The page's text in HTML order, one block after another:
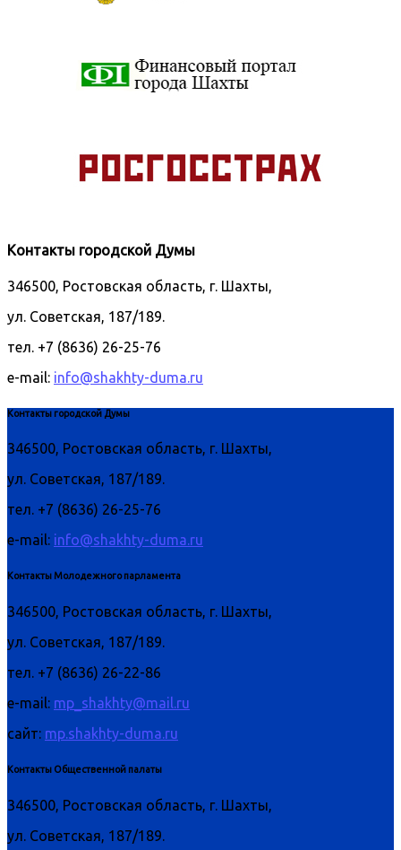
Контакты городской Думы
346500, Ростовская область, г. Шахты,
ул. Советская, 187/189.
тел. +7 (8636) 26-25-76
e-mail: info@shakhty-duma.ru
Контакты городской Думы
346500, Ростовская область, г. Шахты,
ул. Советская, 187/189.
тел. +7 (8636) 26-25-76
e-mail: info@shakhty-duma.ru
Контакты Молодежного парламента
346500, Ростовская область, г. Шахты,
ул. Советская, 187/189.
тел. +7 (8636) 26-22-86
e-mail: mp_shakhty@mail.ru
сайт: mp.shakhty-duma.ru
Контакты Общественной палаты
346500, Ростовская область, г. Шахты,
ул. Советская, 187/189.